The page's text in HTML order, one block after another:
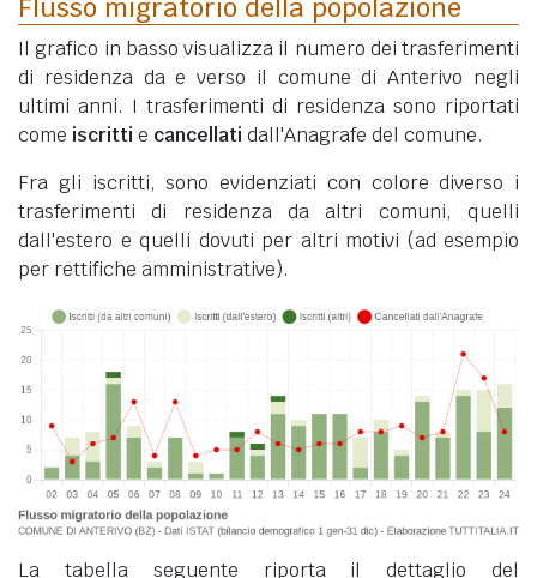
Flusso migratorio della popolazione
Il grafico in basso visualizza il numero dei trasferimenti
di residenza da e verso il comune di Anterivo negli
ultimi anni. I trasferimenti di residenza sono riportati
come iscritti e cancellati dall'Anagrafe del comune.
Fra gli iscritti, sono evidenziati con colore diverso i
trasferimenti di residenza da altri comuni, quelli
dall'estero e quelli dovuti per altri motivi (ad esempio
per rettifiche amministrative).
La tabella seguente riporta il dettaglio del